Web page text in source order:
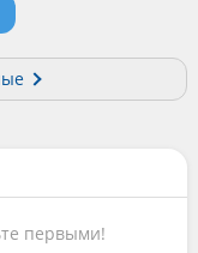
первыми!